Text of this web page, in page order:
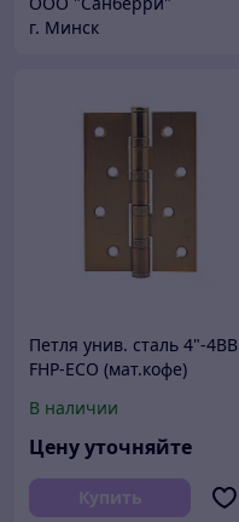
г. Минск
Петля унив. сталь 4"-4ВВ
FHP-ECO (мат.кофе)
В наличии
Цену уточняйте
Купить